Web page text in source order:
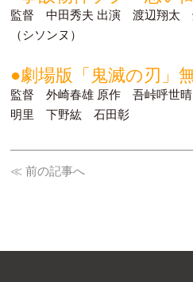
監督 中田秀夫 出演 渡辺翔太
（シソンヌ）
●劇場版「鬼滅の刃」
監督 外崎春雄 原作 吾峠呼世
明里 下野紘 石田彰
≪ 前の記事へ